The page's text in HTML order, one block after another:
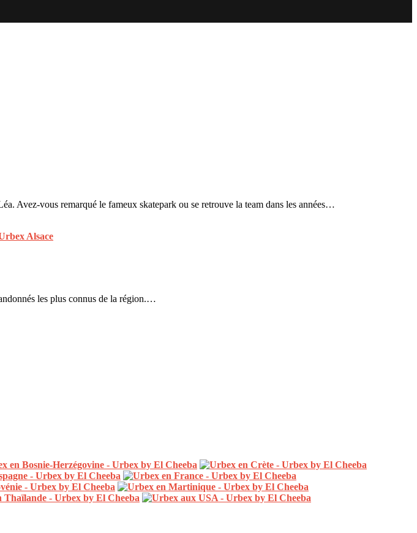
Avez-vous remarqué le fameux skatepark ou se retrouve la team dans les années…
les plus connus de la région.…